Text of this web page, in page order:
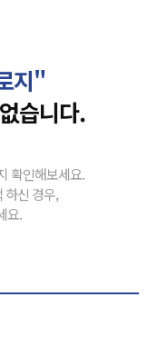
지"
습니다.
확인해보세요.
하신 경우,
요.